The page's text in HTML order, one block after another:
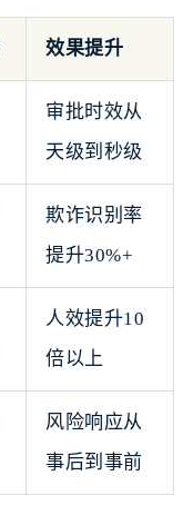
效果提升
审批时效从
天级到秒级
欺诈识别率
提升30%+
人效提升10
倍以上
风险响应从
事后到事前